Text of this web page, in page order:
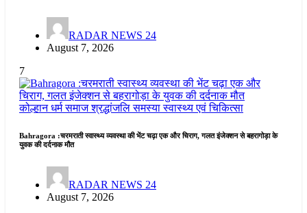
RADAR NEWS 24
August 7, 2026
7
कोल्हानधर्म समाजश्रद्धांजलिसमस्यास्वास्थ्य एवं चिकित्सा
Bahragora :चरमराती स्वास्थ्य व्यवस्था की भेंट चढ़ा एक और चिराग, गलत इंजेक्शन से बहरागोड़ा के
युवक की दर्दनाक मौत
RADAR NEWS 24
August 7, 2026